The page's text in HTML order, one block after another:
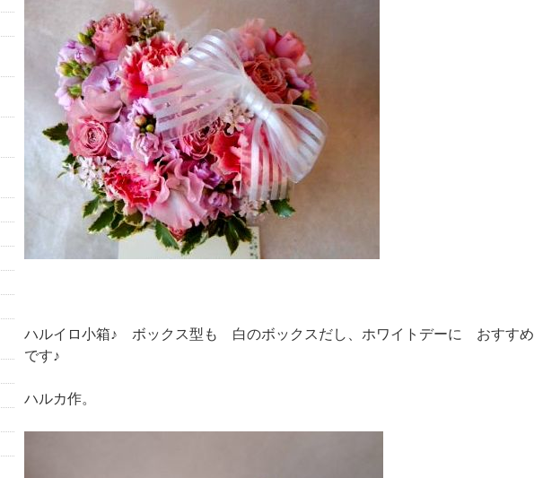
ハルイロ小箱♪ ボックス型も 白のボックスだし、ホワイトデーに おすすめ
です♪
ハルカ作。